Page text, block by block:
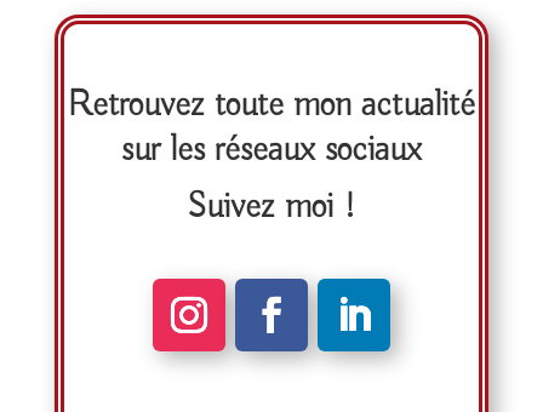
Retrouvez toute mon actualité
sur les réseaux sociaux
Suivez moi !